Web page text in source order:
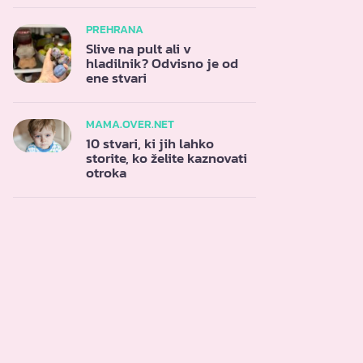
PREHRANA
Slive na pult ali v
hladilnik? Odvisno je od
ene stvari
MAMA.OVER.NET
10 stvari, ki jih lahko
storite, ko želite kaznovati
otroka